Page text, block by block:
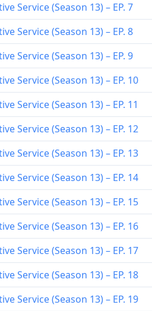
Service (Season 13) – EP. 7
Service (Season 13) – EP. 8
Service (Season 13) – EP. 9
Service (Season 13) – EP. 10
Service (Season 13) – EP. 11
Service (Season 13) – EP. 12
Service (Season 13) – EP. 13
Service (Season 13) – EP. 14
Service (Season 13) – EP. 15
Service (Season 13) – EP. 16
Service (Season 13) – EP. 17
Service (Season 13) – EP. 18
Service (Season 13) – EP. 19